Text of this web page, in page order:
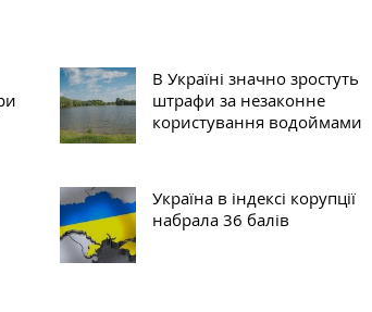
В Україні значно зростуть
штрафи за незаконне
користування водоймами
Україна в індексі корупції
набрала 36 балів